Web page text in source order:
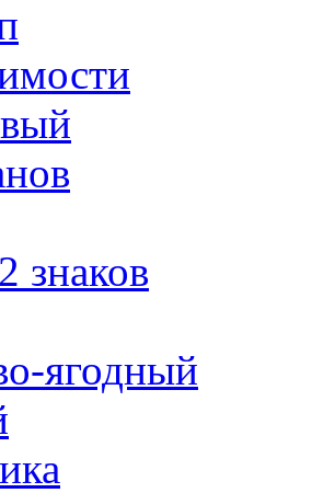
знаков
ягодный